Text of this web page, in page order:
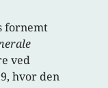
fornemt
ved
hvor den